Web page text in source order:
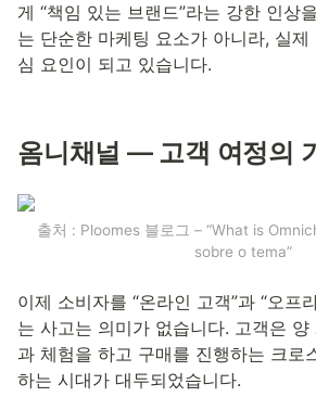
게 “책임 있는 브랜드”라는 강한 인상
는 단순한 마케팅 요소가 아니라, 실제
심 요인이 되고 있습니다.
옴니채널 — 고객 여정의
출처 : Ploomes 블로그 – “What is
sobre o tema”
이제 소비자를 “온라인 고객”과 “오프
는 사고는 의미가 없습니다. 고객은 양
과 체험을 하고 구매를 진행하는 크로
하는 시대가 대두되었습니다.